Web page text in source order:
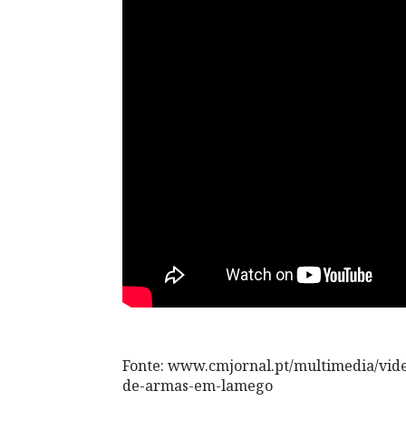
Fonte: www.cmjornal.pt/multimedia/
de-armas-em-lamego